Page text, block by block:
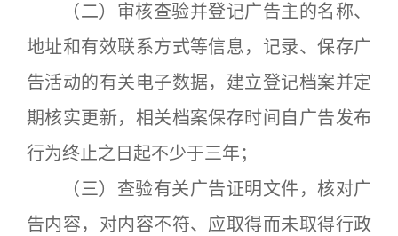
（二）审核查验并登记广告主的名称、
地址和有效联系方式等信息，记录、保存广
告活动的有关电子数据，建立登记档案并定
期核实更新，相关档案保存时间自广告发布
行为终止之日起不少于三年；
（三）查验有关广告证明文件，核对广
告内容，对内容不符、应取得而未取得行政